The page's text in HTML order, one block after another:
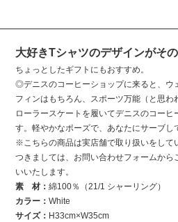
大好きTシャツのデザインがそ
ちょっとしたギフトにもおすすめ。
◎デニスのコーヒーショップに来ると、ウ
フィンはもちろん、スポーツ万能（と思わ
ローラースケートを履いてデニスのコーヒ
す。軽やかなポーズで、あなたにサーブし
※こちらの商品は実店舗で取り扱いをして
つきましては、お問い合わせフォームか
いいたします。
素 材：綿100％（21/1 シャーリング）
カラー：White
サイズ： H33cm×W35cm